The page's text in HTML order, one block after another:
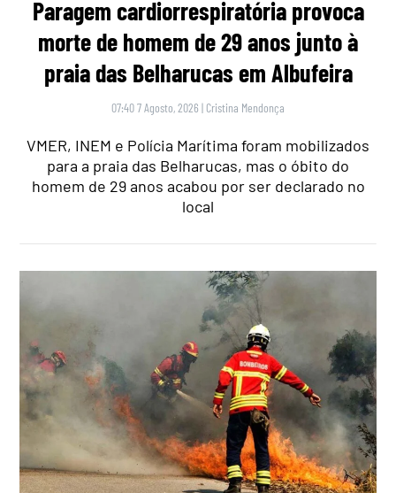
Paragem cardiorrespiratória provoca
morte de homem de 29 anos junto à
praia das Belharucas em Albufeira
07:40 7 Agosto, 2026 | Cristina Mendonça
VMER, INEM e Polícia Marítima foram mobilizados
para a praia das Belharucas, mas o óbito do
homem de 29 anos acabou por ser declarado no
local